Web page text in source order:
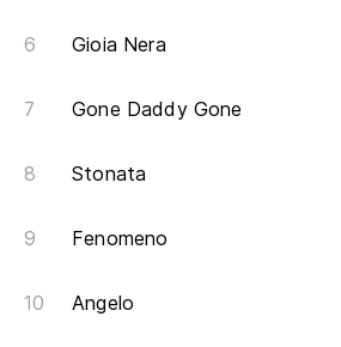
Gioia Nera
Gone Daddy Gone
Stonata
Fenomeno
Angelo